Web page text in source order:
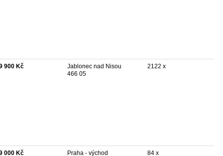
900 Kč
Jablonec nad Nisou
466 05
2122 x
000 Kč Praha - východ 84 x